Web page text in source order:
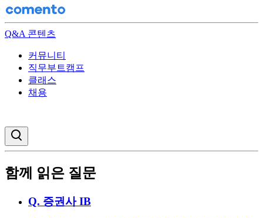
Q&A 콘텐츠
커뮤니티
직무부트캠프
클래스
채용
함께 읽은 질문
Q. 증권사 IB